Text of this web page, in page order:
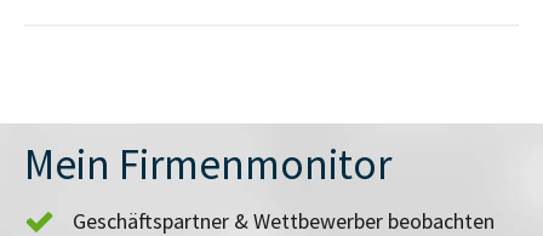
Mein Firmenmonitor
Geschäftspartner & Wettbewerber beobachten